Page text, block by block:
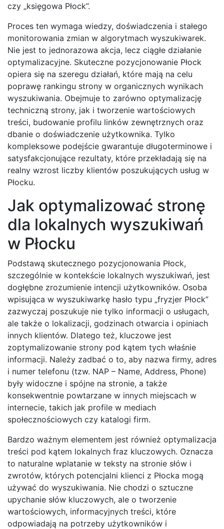
czy „księgowa Płock”.
Proces ten wymaga wiedzy, doświadczenia i stałego
monitorowania zmian w algorytmach wyszukiwarek.
Nie jest to jednorazowa akcja, lecz ciągłe działanie
optymalizacyjne. Skuteczne pozycjonowanie Płock
opiera się na szeregu działań, które mają na celu
poprawę rankingu strony w organicznych wynikach
wyszukiwania. Obejmuje to zarówno optymalizację
techniczną strony, jak i tworzenie wartościowych
treści, budowanie profilu linków zewnętrznych oraz
dbanie o doświadczenie użytkownika. Tylko
kompleksowe podejście gwarantuje długoterminowe i
satysfakcjonujące rezultaty, które przekładają się na
realny wzrost liczby klientów poszukujących usług w
Płocku.
Jak optymalizować stronę
dla lokalnych wyszukiwań
w Płocku
Podstawą skutecznego pozycjonowania Płock,
szczególnie w kontekście lokalnych wyszukiwań, jest
dogłębne zrozumienie intencji użytkowników. Osoba
wpisująca w wyszukiwarkę hasło typu „fryzjer Płock”
zazwyczaj poszukuje nie tylko informacji o usługach,
ale także o lokalizacji, godzinach otwarcia i opiniach
innych klientów. Dlatego też, kluczowe jest
zoptymalizowanie strony pod kątem tych właśnie
informacji. Należy zadbać o to, aby nazwa firmy, adres
i numer telefonu (tzw. NAP – Name, Address, Phone)
były widoczne i spójne na stronie, a także
konsekwentnie powtarzane w innych miejscach w
internecie, takich jak profile w mediach
społecznościowych czy katalogi firm.
Bardzo ważnym elementem jest również optymalizacja
treści pod kątem lokalnych fraz kluczowych. Oznacza
to naturalne wplatanie w teksty na stronie słów i
zwrotów, których potencjalni klienci z Płocka mogą
używać do wyszukiwania. Nie chodzi o sztuczne
upychanie słów kluczowych, ale o tworzenie
wartościowych, informacyjnych treści, które
odpowiadają na potrzeby użytkowników i